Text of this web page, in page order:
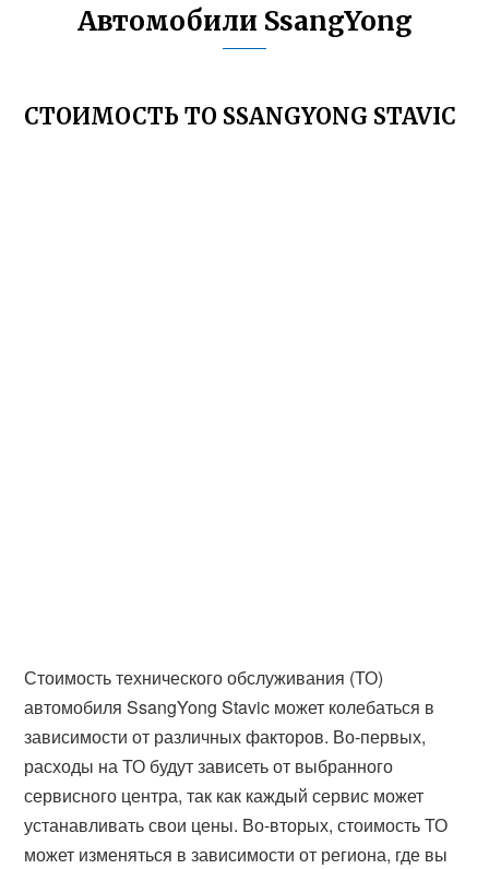
Автомобили SsangYong
СТОИМОСТЬ ТО SSANGYONG STAVIC
Стоимость технического обслуживания (ТО)
автомобиля SsangYong Stavic может колебаться в
зависимости от различных факторов. Во-первых,
расходы на ТО будут зависеть от выбранного
сервисного центра, так как каждый сервис может
устанавливать свои цены. Во-вторых, стоимость ТО
может изменяться в зависимости от региона, где вы